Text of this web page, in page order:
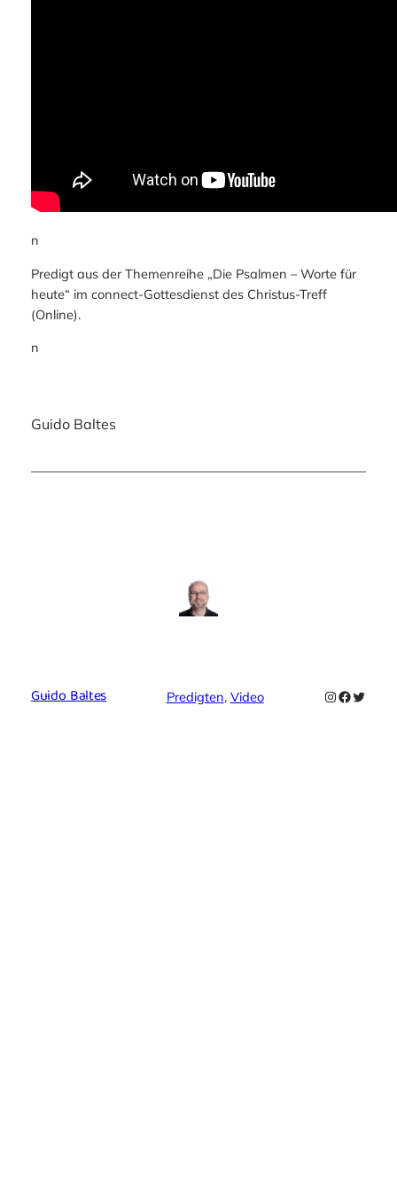
n
Predigt aus der Themenreihe „Die Psalmen – Worte für
heute“ im connect-Gottesdienst des Christus-Treff
(Online).
n
Guido Baltes
Guido Baltes Predigten, Video Instagram